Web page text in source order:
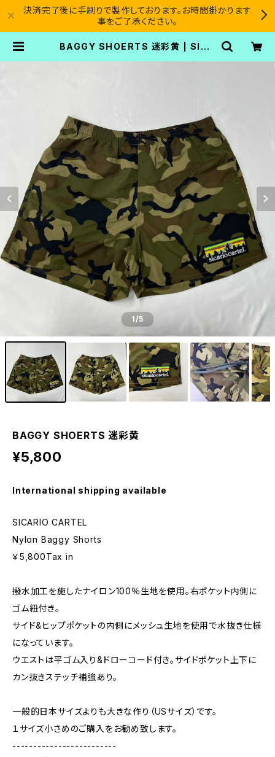
決済完了後に手刷りで製作しております。お時間掛かります
事をご了承ください。
BAGGY SHOERTS 迷彩黄 | SICA
1/5
BAGGY SHOERTS 迷彩黄
¥5,800
International shipping available
SICARIO CARTEL
Nylon Baggy Shorts
￥5,800Tax in
撥水加工を施したナイロン100％生地を使用。右ポケット内側に
ゴム紐付き。
サイド&ヒップポケットの内側にメッシュ生地を使用で水抜き仕様
になっています。
ウエストは平ゴム入り&ドローコード付き。サイドポケット上下に
カン抜きステッチ補強あり。
一般的日本サイズよりも大きな作り（USサイズ）です。
１サイズ小さめのご購入をお勧め致します。
-------------------------